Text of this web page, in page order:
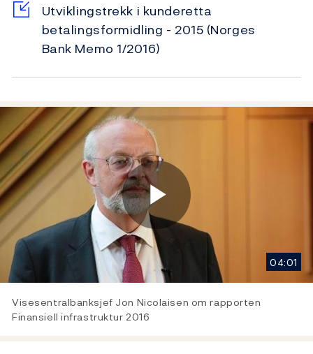
Utviklingstrekk i kunderetta
betalingsformidling - 2015 (Norges
Bank Memo 1/2016)
Play
Video
04:01
Visesentralbanksjef Jon Nicolaisen om rapporten
Finansiell infrastruktur 2016